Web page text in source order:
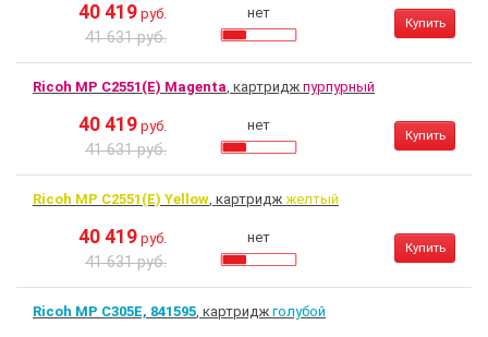
40 419 руб.
41 631 руб.
нет
Купить
Ricoh MP C2551(E) Magenta, картридж пурпурный
40 419 руб.
41 631 руб.
нет
Купить
Ricoh MP C2551(E) Yellow, картридж желтый
40 419 руб.
41 631 руб.
нет
Купить
Ricoh MP C305E, 841595, картридж голубой